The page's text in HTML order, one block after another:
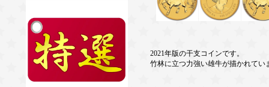
2021年版の干支コインです。
竹林に立つ力強い雄牛が描かれてい